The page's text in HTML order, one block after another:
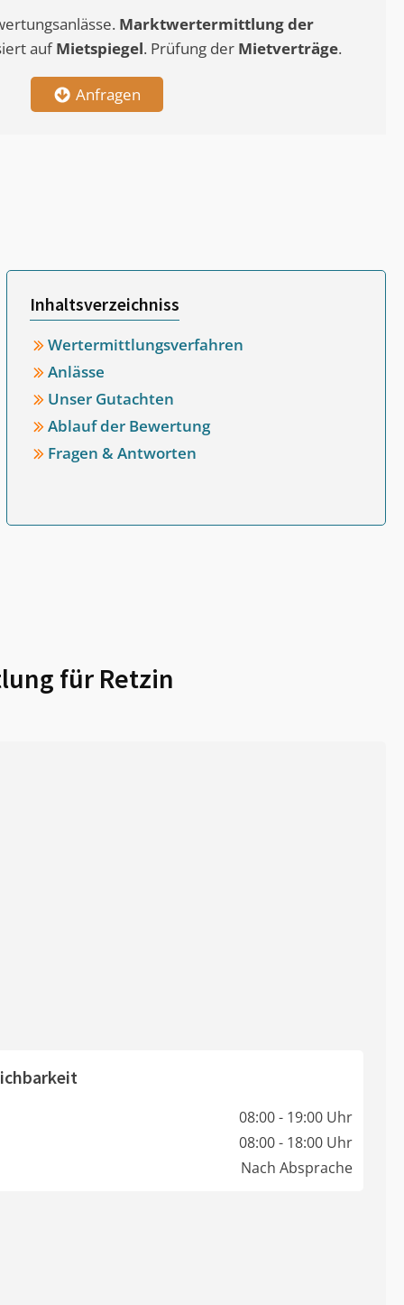
Marktwertermittlungder
aufMietspiegel. Prüfung der Mietverträge.
Anfragen
Inhaltsverzeichniss
Wertermittlungsverfahren
Anlässe
Unser Gutachten
Ablauf der Bewertung
Fragen & Antworten
für Retzin
08:00 - 19:00 Uhr
08:00 - 18:00 Uhr
Nach Absprache